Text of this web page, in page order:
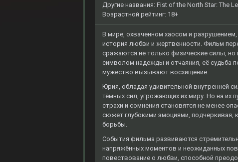
Другие названия: Fist of the North Star: The
Возрастной рейтинг: 18+
В мире, охваченном хаосом и разрушением,
история любви и жертвенности. Фильм
сражаются не только физические силы, но
символом надежды и отчаяния, её судьба
мужество вызывают восхищение.
Юрия, обладая удивительной внутренней
тёмных сил, угрожающих их миру. Но на их
страхи и сомнения становятся не менее
сюжет глубокими эмоциями, подчеркивая,
борьбы.
События фильма развиваются
напряжённых моментов и неожиданных
повествование о любви, способной